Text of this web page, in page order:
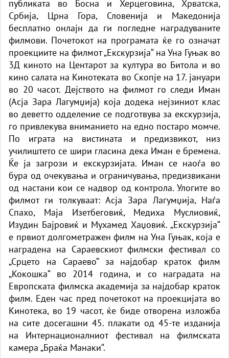
публиката во Босна и Херцеговина, Хрватска,
Србија, Црна Гора, Словенија и Македонија
бесплатно онлајн да ги погледне наградуваните
филмови. Почетокот на програмата ќе го означат
проекциите на филмот „Екскурзија“ на Уна Гуњак во
3Д киното на Центарот за култура во Битола и во
кино салата на Кинотеката во Скопје на 17. јануари
во 20 часот. Дејството на филмот го следи Иман
(Асја Зара Лагумџија) која додека нејзиниот клас
во деветто одделение се подготвува за екскурзија,
го привлекува вниманието на едно постаро момче.
По играта на вистината и предизвикот, низ
училиштето се шири гласина дека Иман е бремена.
Ќе ја загрози и екскурзијата. Иман се наоѓа во
бура од очекувања и ограничувања, предизвикани
од настани кои се надвор од контрола. Улогите во
филмот ги толкуваат: Асја Зара Лагумџија, Наѓа
Спахо, Маја Изетбеговиќ, Медиха Муслиовиќ,
Изудин Бајровиќ и Мухамед Хаџовиќ. „Екскурзија“
е првиот долгометражен филм на Уна Гуњак, која е
наградена на Сараевскиот филмски фестивал со
„Срцето на Сараево“ за најдобар краток филм
„Кокошка“ во 2014 година, и со наградата на
Европската филмска академија за најдобар краток
филм. Еден час пред почетокот на проекцијата во
Кинотека, во 19 часот, ќе биде отворена изложба
на сите досегашни 45. плакати од 45-те изданија
на Интернационалниот фестивал на филмската
камера „Браќа Манаки“.